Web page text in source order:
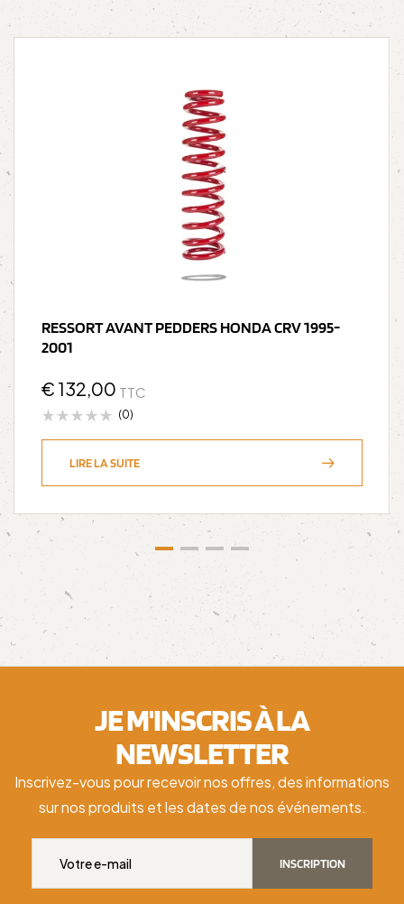
RESSORT AVANT PEDDERS HONDA CRV 1995-
2001
€ 132,00 TTC
(0)
LIRE LA SUITE
JE M'INSCRIS À LA
NEWSLETTER
Inscrivez-vous pour recevoir nos offres, des informations
sur nos produits et les dates de nos événements.
INSCRIPTION